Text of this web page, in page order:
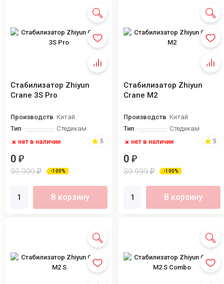
Стабилизатор Zhiyun
Crane 3S Pro
ПроизводствоКитай
Тип
Стедикам
нет в наличии
5
0 ₽
99 999₽ -100%
В корзину
Стабилизатор Zhiyun
Crane M2
ПроизводствоКитай
Тип
Стедикам
нет в наличии
5
0₽
39 999₽ -100%
В корзину